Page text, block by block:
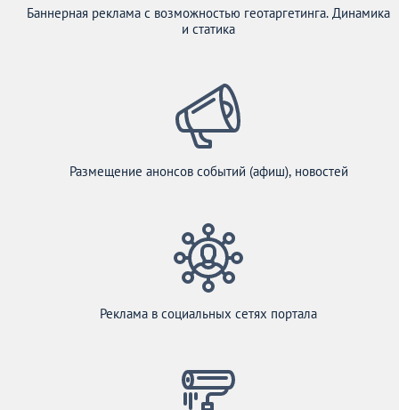
Баннерная реклама с возможностью геотаргетинга. Динамика
и статика
Размещение анонсов событий (афиш), новостей
Реклама в социальных сетях портала